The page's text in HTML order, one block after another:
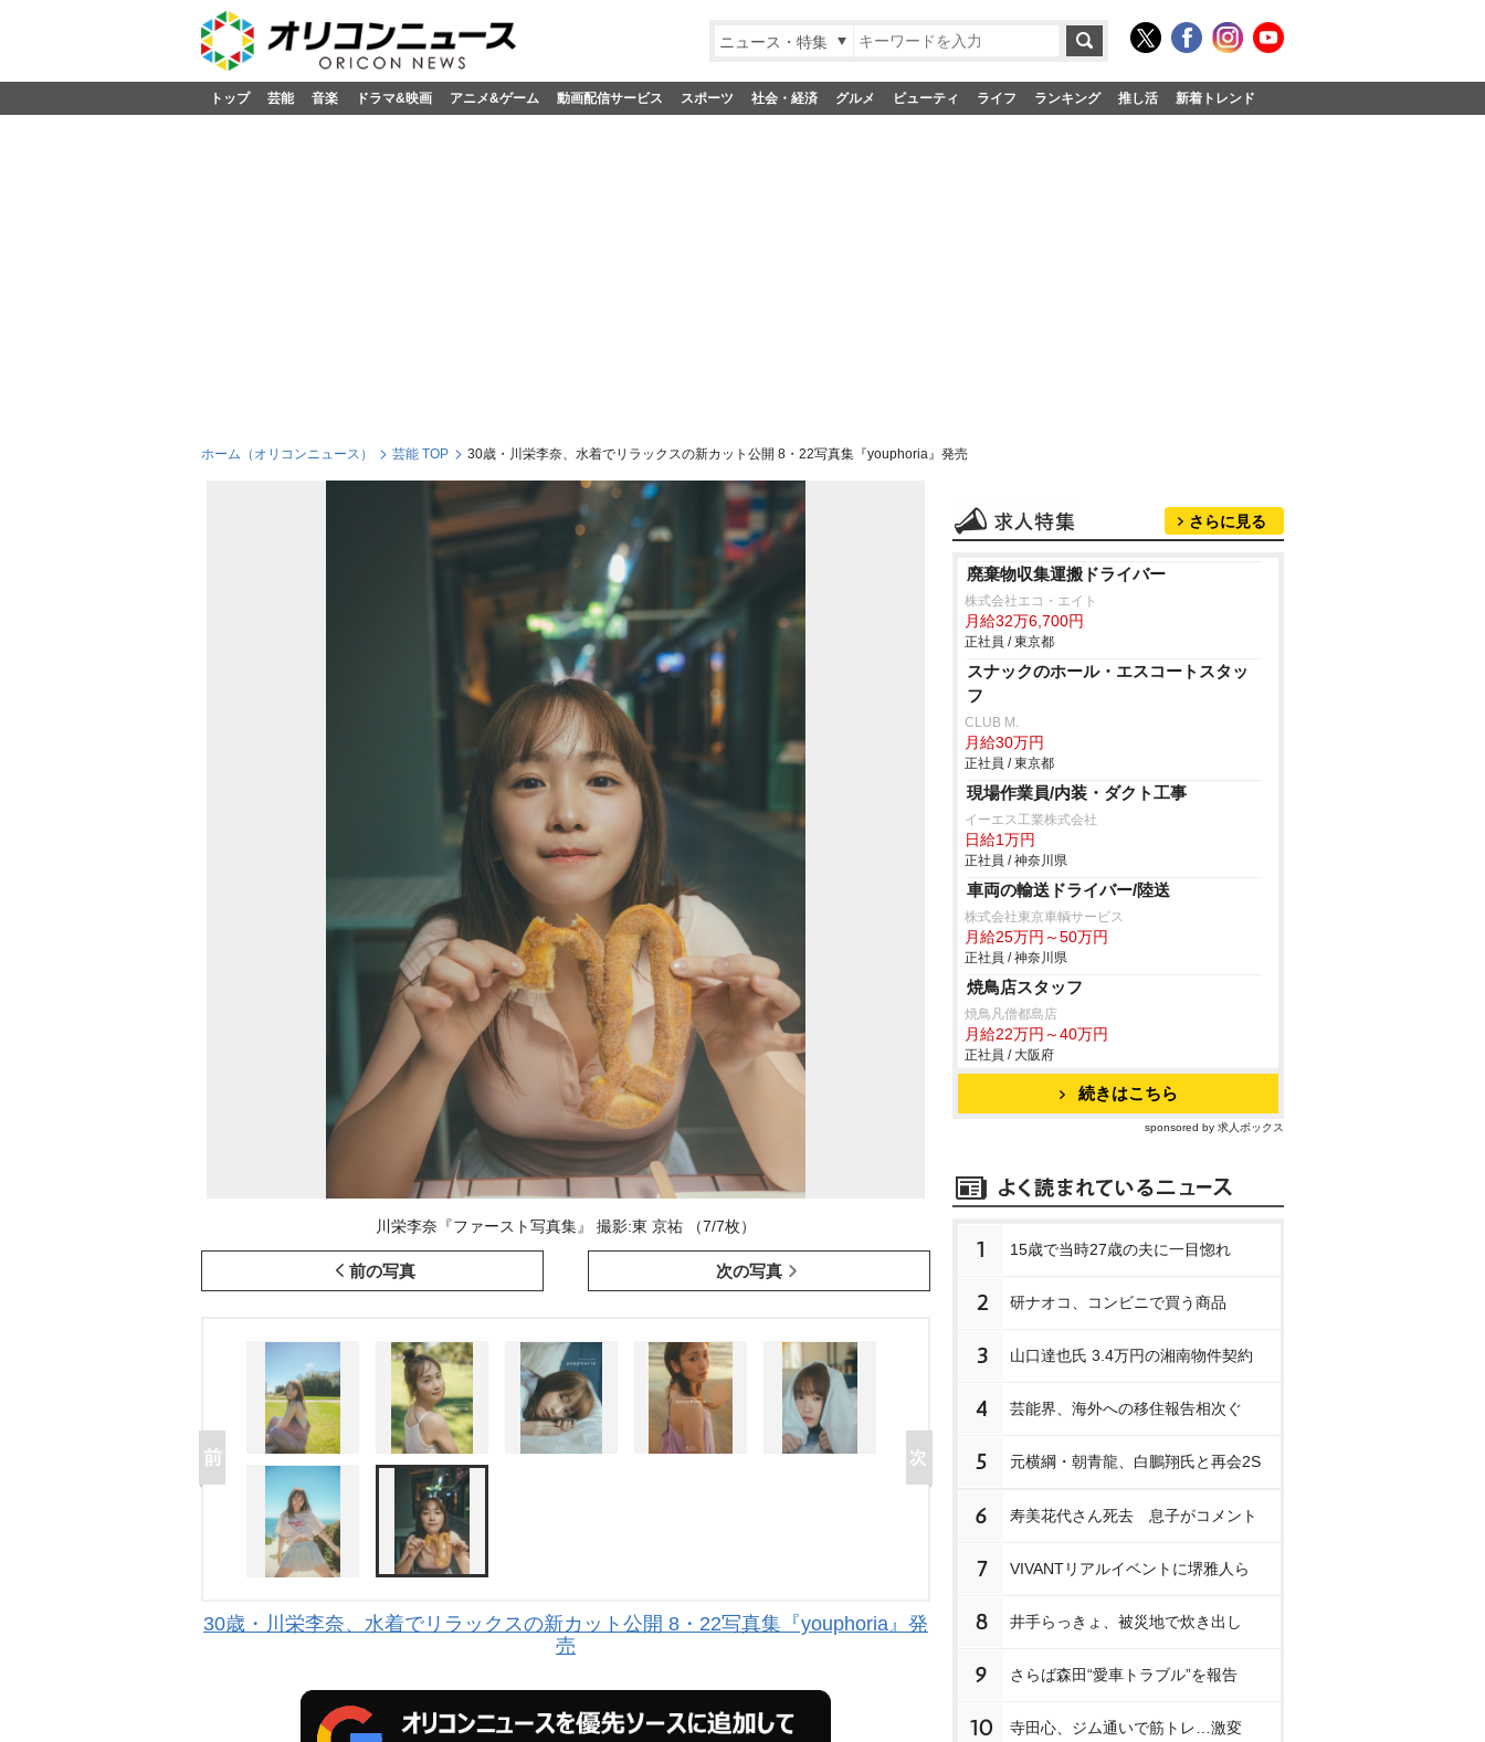
ニュース・特集
トップ 芸能 音楽 ドラマ&映画 アニメ&ゲーム 動画配信サービス スポーツ 社会・経済 グルメ ビューティ ライフ ランキング 推し活 新着トレンド
ホーム（オリコンニュース） 芸能 TOP 30歳・川栄李奈、水着でリラックスの新カット公開 8・22写真集『youphoria』発売
川栄李奈『ファースト写真集』 撮影:東 京祐 （7/7枚）
前の写真 次の写真
30歳・川栄李奈、水着でリラックスの新カット公開 8・22写真集『youphoria』発
売
さらに見る
廃棄物収集運搬ドライバー
株式会社エコ・エイト
月給32万6,700円
正社員 / 東京都
スナックのホール・エスコートスタッ
フ
CLUB M.
月給30万円
正社員 / 東京都
現場作業員/内装・ダクト工事
イーエス工業株式会社
日給1万円
正社員 / 神奈川県
車両の輸送ドライバー/陸送
株式会社東京車輌サービス
月給25万円～50万円
正社員 / 神奈川県
焼鳥店スタッフ
焼鳥凡僧都島店
月給22万円～40万円
正社員 / 大阪府
続きはこちら
sponsored by 求人ボックス
1 15歳で当時27歳の夫に一目惚れ
2 研ナオコ、コンビニで買う商品
3 山口達也氏 3.4万円の湘南物件契約
4 芸能界、海外への移住報告相次ぐ
5 元横綱・朝青龍、白鵬翔氏と再会2S
6 寿美花代さん死去 息子がコメント
7 VIVANTリアルイベントに堺雅人ら
8 井手らっきょ、被災地で炊き出し
9 さらば森田“愛車トラブル”を報告
10 寺田心、ジム通いで筋トレ…激変